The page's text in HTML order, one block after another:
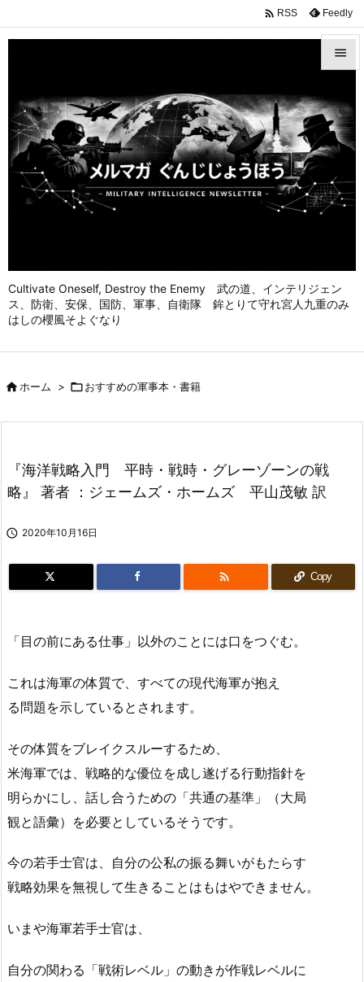
Cultivate Oneself, Destroy the Enemy 武の道、インテリジェン
ス、防衛、安保、国防、軍事、自衛隊 鉾とりて守れ宮人九重のみ
はしの櫻風そよぐなり

メニュ

前へ
次へ

 RSS Feedly
ホーム > おすすめの軍事本・書籍
『海洋戦略入門 平時・戦時・グレーゾーンの戦
略』 著者 ：ジェームズ・ホームズ 平山茂敏 訳
 2020年10月16日
 Copy
「目の前にある仕事」以外のことには口をつぐむ。
これは海軍の体質で、すべての現代海軍が抱え
る問題を示しているとされます。
その体質をブレイクスルーするため、
米海軍では、戦略的な優位を成し遂げる行動指針を
明らかにし、話し合うための「共通の基準」（大局
観と語彙）を必要としているそうです。
今の若手士官は、自分の公私の振る舞いがもたらす
戦略効果を無視して生きることはもはやできません。
いまや海軍若手士官は、
自分の関わる「戦術レベル」の動きが作戦レベルに